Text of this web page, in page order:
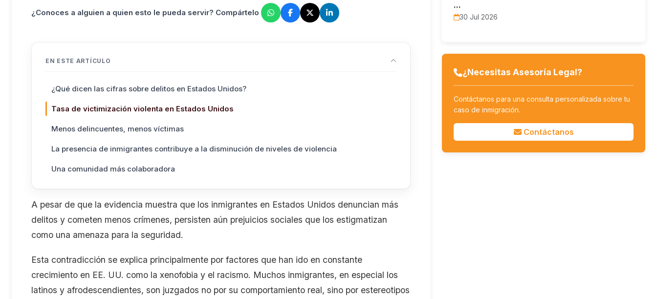
¿Conoces a alguien a quien esto le pueda servir? Compártelo
EN ESTE ARTÍCULO
¿Qué dicen las cifras sobre delitos en Estados Unidos?
Tasa de victimización violenta en Estados Unidos
Menos delincuentes, menos víctimas
La presencia de inmigrantes contribuye a la disminución de niveles de violencia
Una comunidad más colaboradora
A pesar de que la evidencia muestra que los inmigrantes en Estados Unidos denuncian más
delitos y cometen menos crímenes, persisten aún prejuicios sociales que los estigmatizan
como una amenaza para la seguridad.
Esta contradicción se explica principalmente por factores que han ido en constante
crecimiento en EE. UU. como la xenofobia y el racismo. Muchos inmigrantes, en especial los
latinos y afrodescendientes, son juzgados no por su comportamiento real, sino por estereotipos
…
30 Jul 2026
¿Necesitas Asesoría Legal?
Contáctanos para una consulta personalizada sobre tu
caso de inmigración.
Contáctanos